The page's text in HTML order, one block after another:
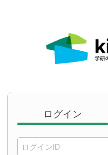
ログイン